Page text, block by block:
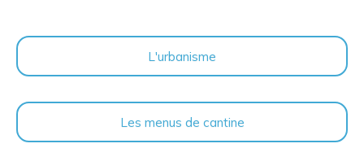
L'urbanisme
Les menus de cantine